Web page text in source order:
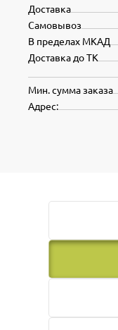
Доставка
Самовывоз
В пределах МКАД
Доставка до ТК
Мин. сумма заказа
Адрес: